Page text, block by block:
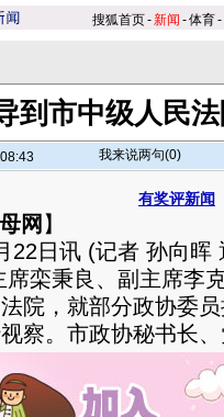
搜狐首页-新闻 -体育-
到市中级人民
我来说两句(0)
有奖评新闻
网 】
日讯 (记者 孙向晖
席栾秉良、副主席李
院，就部分政协委
察。市政协秘书长